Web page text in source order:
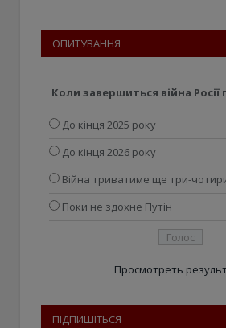
ОПИТУВАННЯ
Коли завершиться війна Росії
До кінця 2025 року
До кінця 2026 року
Війна триватиме ще три-
Поки не здохне Путін
Просмотреть
ПІДПИШІТЬСЯ